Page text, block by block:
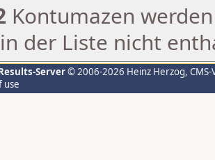
Kontumazen
der Liste nicht
Server© 2006-2026 Heinz Herzog,
use